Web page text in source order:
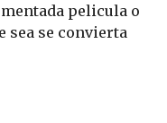
pelicula o
sea se convierta